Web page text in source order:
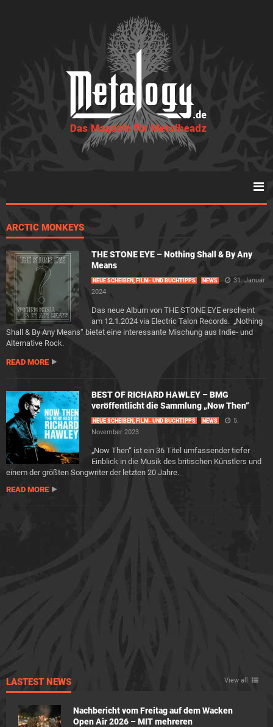
ARCTIC MONKEYS
THE STONE EYE – Nothing Shall & By Any
Means
NEUE SCHEIBEN, FILM- UND BUCHTIPPS NEWS
31. Januar
2024
Das neue Album von THE STONE EYE erscheint
am 12.1.2024 via Electric Talon Records. „Nothing
Shall & By Any Means​“ bietet eine interessante Mischung aus Indie- und
Alternative Rock.
READ MORE
BEST OF RICHARD HAWLEY – BMG
veröffentlicht die Sammlung „Now Then“
NEUE SCHEIBEN, FILM- UND BUCHTIPPS NEWS
5.
November 2023
„Now Then“ ist ein 36 Titel umfassender tiefer
Einblick in die Musik des britischen Künstlers und
einem der größten Songwriter der letzten 20 Jahre.
READ MORE
LASTEST NEWS View all
Nachbericht vom Freitag auf dem Wacken
Open Air 2026 – MIT mehreren